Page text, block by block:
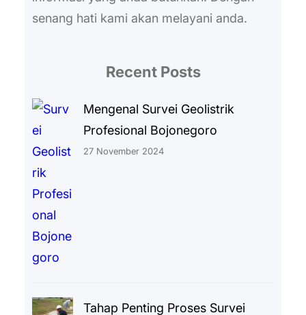
senang hati kami akan melayani anda.
Recent Posts
Mengenal Survei Geolistrik
Profesional Bojonegoro
27 November 2024
Tahap Penting Proses Survei